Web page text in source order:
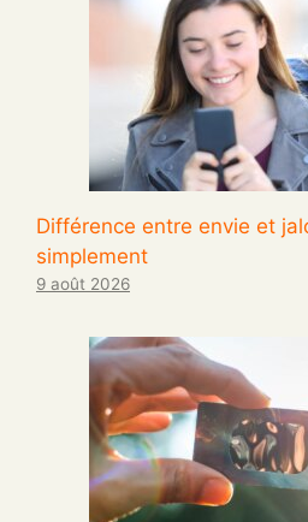
Différence entre envie et
simplement
9 août 2026